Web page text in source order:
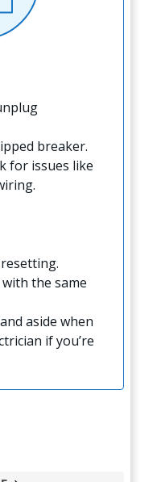
breaker.
for issues like
the same
aside when
if you’re